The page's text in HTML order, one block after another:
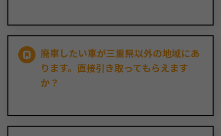
廃車したい車が三重県以外の地域にあ
ります。直接引き取ってもらえます
か？